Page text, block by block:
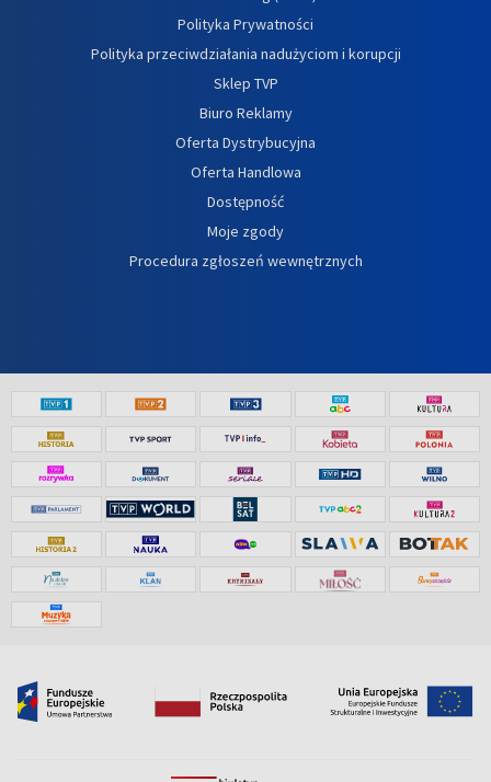
Polityka Prywatności
Polityka przeciwdziałania nadużyciom i korupcji
Sklep TVP
Biuro Reklamy
Oferta Dystrybucyjna
Oferta Handlowa
Dostępność
Moje zgody
Procedura zgłoszeń wewnętrznych